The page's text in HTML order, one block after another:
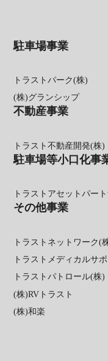
駐車場事業
トラストパーク(株)
(株)グランシップ
不動産事業
トラスト不動産開発(株)
駐車場等小口化事
トラストアセットパー
その他事業
トラストネットワーク(
トラストメディカルサ
トラストパトロール(株)
(株)RVトラスト
(株)和楽